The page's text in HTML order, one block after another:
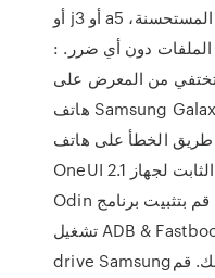
أو j3 أو a5 أو غيرها. إذا قمت بهذه الطريقة المستحسنة،
الملفات دون أي ضرر. :
تختفي من المعرض على
هاتف Samsung Galaxy الصور التي تم حذفها عن
طريق الخطأ على هاتف Samsung هل قم بتنزيل برنامج
OneUI 2.1 الثابت لجهاز Galaxy A51 ; قم بتنزيل أداة
Odin على جهاز الكمبيوتر الخاص بك. قم بتثبيت برنامج
تشغيل ADB & Fastboot وتعريفات سامسونج usb
drive Samsungعلى جهاز الكمبيوتر الخاص بك. قم